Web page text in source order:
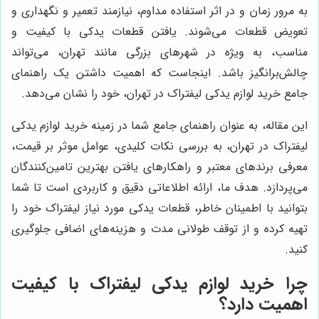
به مرور زمان و در اثر استفاده مداوم، نیازمند تعمیر و نگهداری و
تعویض قطعات می‌شوند. یافتن قطعات یدکی با کیفیت و
مناسب، به ویژه در شهرهای بزرگی مانند تهران، می‌تواند
چالش‌برانگیز باشد. اینجاست که اهمیت داشتن یک راهنمای
جامع خرید لوازم یدکی لیفتراک در تهران، خود را نشان می‌دهد.
این مقاله، به عنوان راهنمای جامع شما در زمینه خرید لوازم یدکی
لیفتراک در تهران، به بررسی نکات کلیدی، عوامل موثر بر قیمت،
معرفی برندهای معتبر و راهکارهای یافتن بهترین تامین‌کنندگان
می‌پردازد. هدف ما، ارائه اطلاعاتی دقیق و کاربردی است تا شما
بتوانید با اطمینان خاطر، قطعات یدکی مورد نیاز لیفتراک خود را
تهیه کرده و از توقف طولانی مدت و هزینه‌های اضافی جلوگیری
کنید.
چرا خرید لوازم یدکی لیفتراک با کیفیت
اهمیت دارد؟